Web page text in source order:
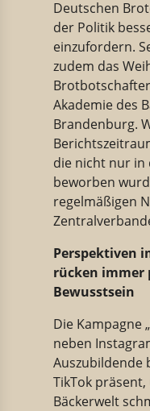
Deutschen
der Politik
einzufordern.
zudem das
Akademie des
Brandenburg.
die nicht nur in
beworben
regelmäßigen
Perspektiven
rücken immer
Bewusstsein
Die Kampagne
neben
Auszubildende
TikTok
Bäckerwelt